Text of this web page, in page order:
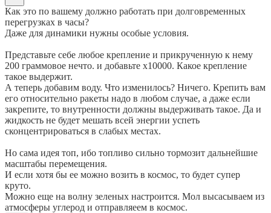
Как это по вашему должно работать при долговременных
перегрузках в часы?
Даже для динамики нужны особые условия.
Представьте себе любое крепление и прикрученную к нему
200 граммовое нечто. и добавьте х10000. Какое крепление
такое выдержит.
А теперь добавим воду. Что изменилось? Ничего. Крепить вам
его относительно ракеты надо в любом случае, а даже если
закрепите, то внутренности должны выдерживать такое. Да и
жидкость не будет мешать всей энергии успеть
сконцентрироваться в слабых местах.
Но сама идея топ, ибо топливо сильно тормозит дальнейшие
масштабы перемещения.
И если хотя бы ее можно возить в космос, то будет супер
круто.
Можно еще на волну зеленых настроится. Мол высасываем из
атмосферы углерод и отправляеем в космос.